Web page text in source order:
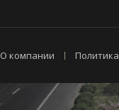
О компании